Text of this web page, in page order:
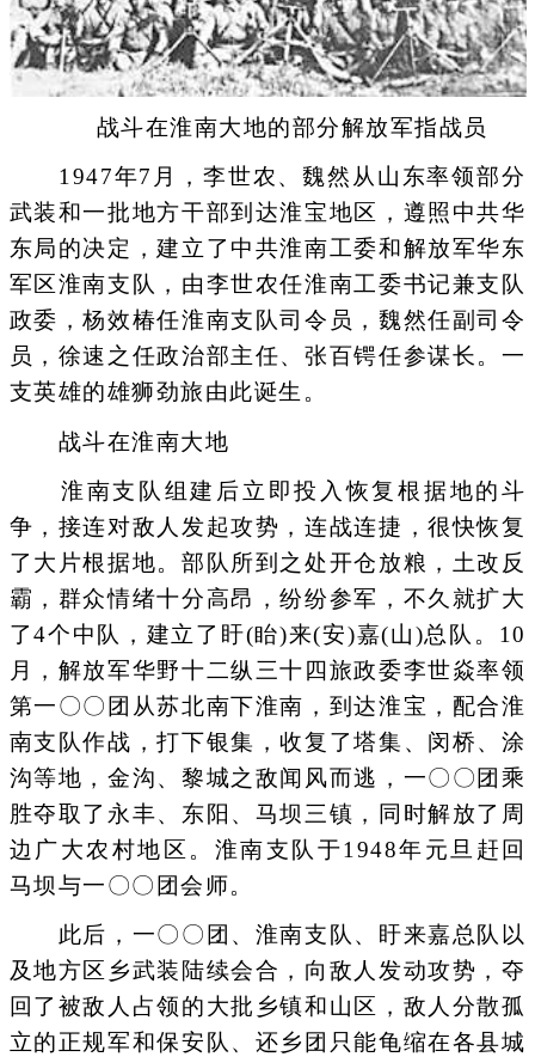
战斗在淮南大地的部分解放军指战员
1947年7月，李世农、魏然从山东率领部分
武装和一批地方干部到达淮宝地区，遵照中共华
东局的决定，建立了中共淮南工委和解放军华东
军区淮南支队，由李世农任淮南工委书记兼支队
政委，杨效椿任淮南支队司令员，魏然任副司令
员，徐速之任政治部主任、张百锷任参谋长。一
支英雄的雄狮劲旅由此诞生。
战斗在淮南大地
淮南支队组建后立即投入恢复根据地的斗
争，接连对敌人发起攻势，连战连捷，很快恢复
了大片根据地。部队所到之处开仓放粮，土改反
霸，群众情绪十分高昂，纷纷参军，不久就扩大
了4个中队，建立了盱(眙)来(安)嘉(山)总队。10
月，解放军华野十二纵三十四旅政委李世焱率领
第一〇〇团从苏北南下淮南，到达淮宝，配合淮
南支队作战，打下银集，收复了塔集、闵桥、涂
沟等地，金沟、黎城之敌闻风而逃，一〇〇团乘
胜夺取了永丰、东阳、马坝三镇，同时解放了周
边广大农村地区。淮南支队于1948年元旦赶回
马坝与一〇〇团会师。
此后，一〇〇团、淮南支队、盱来嘉总队以
及地方区乡武装陆续会合，向敌人发动攻势，夺
回了被敌人占领的大批乡镇和山区，敌人分散孤
立的正规军和保安队、还乡团只能龟缩在各县城